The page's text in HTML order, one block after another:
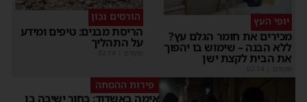
יופי העץ
מכירים את חומר הגלם עץ?
ללא הבנה – שימוש בו יהפוך
את הבית לקצת ישן
מקודם
הורסים נכון
הריסת מבנים: טיפים ומידע
על התהליך
מקודם
פירות ההסתה
אימה באשדוד: בחור ישיבה בן